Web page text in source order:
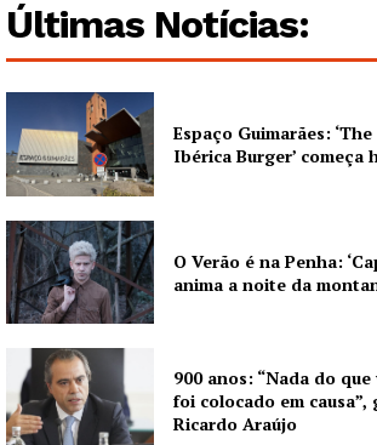
Últimas Notícias:
Espaço Guimarães:
Ibérica Burger’ começa
O Verão é na Penha:
anima a noite da
900 anos: “Nada do
foi colocado em causa”,
Ricardo Araújo